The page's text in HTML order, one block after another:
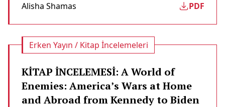
Alisha Shamas PDF
Erken Yayın / Kitap İncelemeleri
KİTAP İNCELEMESİ: A World of
Enemies: America’s Wars at Home
and Abroad from Kennedy to Biden